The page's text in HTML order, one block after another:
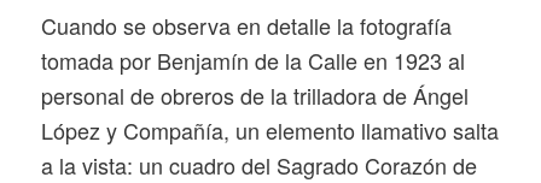
Cuando se observa en detalle la fotografía
tomada por Benjamín de la Calle en 1923 al
personal de obreros de la trilladora de Ángel
López y Compañía, un elemento llamativo salta
a la vista: un cuadro del Sagrado Corazón de